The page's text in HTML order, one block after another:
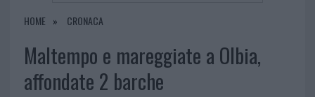
HOME CRONACA
Maltempo e mareggiate a Olbia,
affondate 2 barche